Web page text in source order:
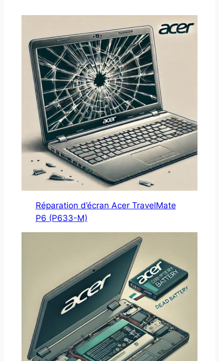
Réparation d’écran Acer TravelMate
P6 (P633-M)